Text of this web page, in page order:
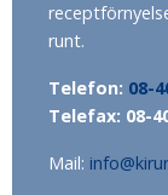
runt.
Telefon: 08-
Telefax: 08-
Mail: